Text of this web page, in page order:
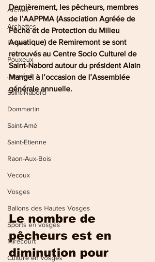
Arches
Archettes
Eloyes
Pouxeux
Jarménil
Saint-Nabord
Dommartin
Saint-Amé
Saint-Etienne
Raon-Aux-Bois
Vecoux
Vosges
Ballons des Hautes Vosges
Sports en vosges
Mirecourt
Culture en vosges
Dernièrement, les pêcheurs, membres
de l’AAPPMA (Association Agréée de
Pêche et de Protection du Milieu
Aquatique) de Remiremont se sont
retrouvés au Centre Socio Culturel de
Saint-Nabord autour du président Alain
Mangel à l’occasion de l’Assemblée
générale annuelle.
Le nombre de
pêcheurs est en
diminution pour